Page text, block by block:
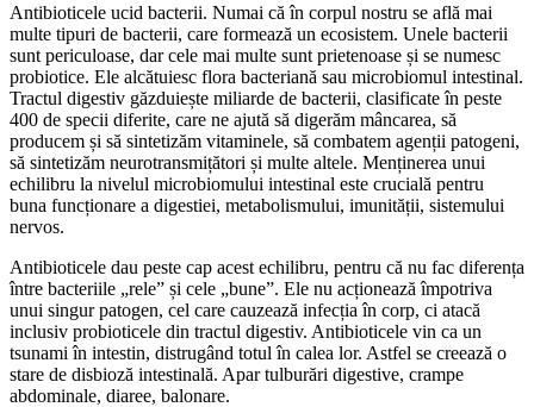
Antibioticele ucid bacterii. Numai că în corpul nostru se află mai
multe tipuri de bacterii, care formează un ecosistem. Unele bacterii
sunt periculoase, dar cele mai multe sunt prietenoase și se numesc
probiotice. Ele alcătuiesc flora bacteriană sau microbiomul intestinal.
Tractul digestiv găzduiește miliarde de bacterii, clasificate în peste
400 de specii diferite, care ne ajută să digerăm mâncarea, să
producem și să sintetizăm vitaminele, să combatem agenții patogeni,
să sintetizăm neurotransmițători și multe altele. Menținerea unui
echilibru la nivelul microbiomului intestinal este crucială pentru
buna funcționare a digestiei, metabolismului, imunității, sistemului
nervos.
Antibioticele dau peste cap acest echilibru, pentru că nu fac diferența
între bacteriile „rele” și cele „bune”. Ele nu acționează împotriva
unui singur patogen, cel care cauzează infecția în corp, ci atacă
inclusiv probioticele din tractul digestiv. Antibioticele vin ca un
tsunami în intestin, distrugând totul în calea lor. Astfel se creează o
stare de disbioză intestinală. Apar tulburări digestive, crampe
abdominale, diaree, balonare.